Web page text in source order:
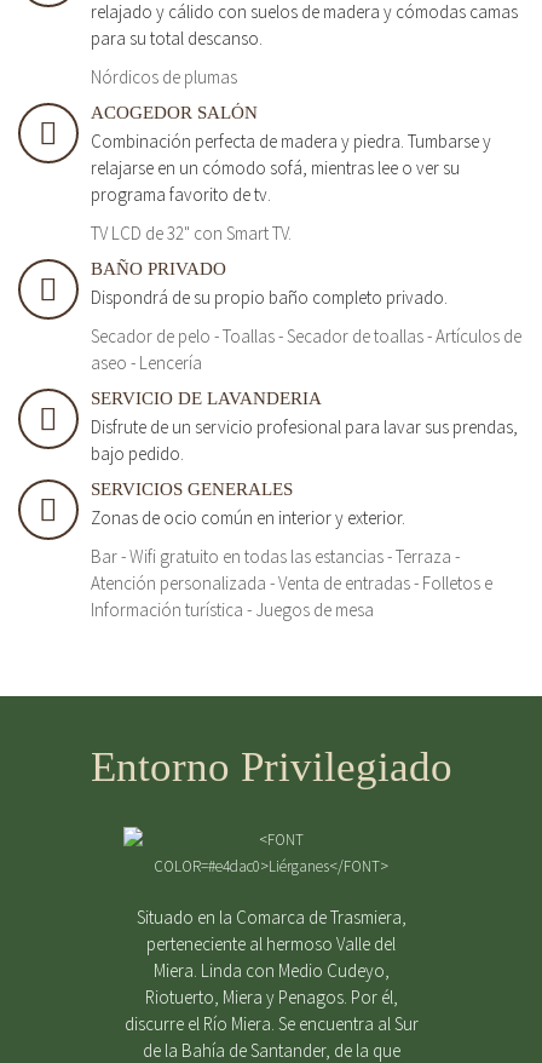
relajado y cálido con suelos de madera y cómodas camas
para su total descanso.
Nórdicos de plumas
ACOGEDOR SALÓN
Combinación perfecta de madera y piedra. Tumbarse y
relajarse en un cómodo sofá, mientras lee o ver su
programa favorito de tv.
TV LCD de 32" con Smart TV.
BAÑO PRIVADO
Dispondrá de su propio baño completo privado.
Secador de pelo - Toallas - Secador de toallas - Artículos de
aseo - Lencería
SERVICIO DE LAVANDERIA
Disfrute de un servicio profesional para lavar sus prendas,
bajo pedido.
SERVICIOS GENERALES
Zonas de ocio común en interior y exterior.
Bar - Wifi gratuito en todas las estancias - Terraza -
Atención personalizada - Venta de entradas - Folletos e
Información turística - Juegos de mesa
Entorno Privilegiado
Situado en la Comarca de Trasmiera,
perteneciente al hermoso Valle del
Miera. Linda con Medio Cudeyo,
Riotuerto, Miera y Penagos. Por él,
discurre el Río Miera. Se encuentra al Sur
de la Bahía de Santander, de la que